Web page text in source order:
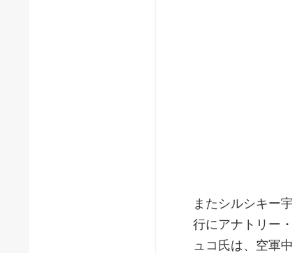
またシルシキー
行にアナトリー
ュコ氏は、空軍